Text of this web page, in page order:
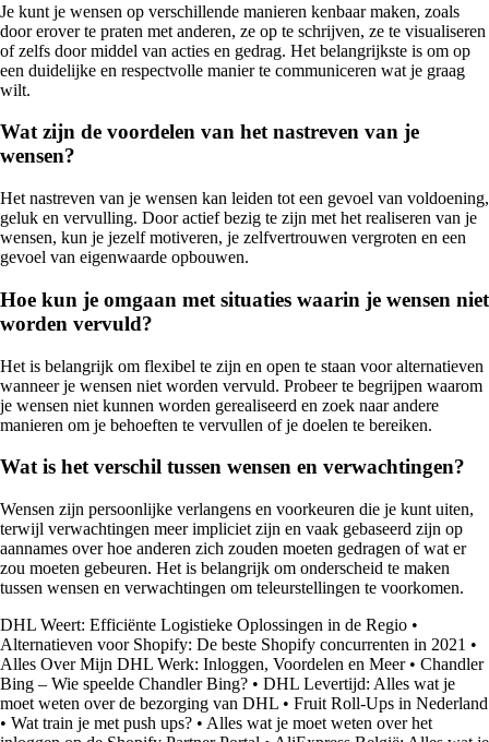
Je kunt je wensen op verschillende manieren kenbaar maken, zoals
door erover te praten met anderen, ze op te schrijven, ze te visualiseren
of zelfs door middel van acties en gedrag. Het belangrijkste is om op
een duidelijke en respectvolle manier te communiceren wat je graag
wilt.
Wat zijn de voordelen van het nastreven van je
wensen?
Het nastreven van je wensen kan leiden tot een gevoel van voldoening,
geluk en vervulling. Door actief bezig te zijn met het realiseren van je
wensen, kun je jezelf motiveren, je zelfvertrouwen vergroten en een
gevoel van eigenwaarde opbouwen.
Hoe kun je omgaan met situaties waarin je wensen niet
worden vervuld?
Het is belangrijk om flexibel te zijn en open te staan voor alternatieven
wanneer je wensen niet worden vervuld. Probeer te begrijpen waarom
je wensen niet kunnen worden gerealiseerd en zoek naar andere
manieren om je behoeften te vervullen of je doelen te bereiken.
Wat is het verschil tussen wensen en verwachtingen?
Wensen zijn persoonlijke verlangens en voorkeuren die je kunt uiten,
terwijl verwachtingen meer impliciet zijn en vaak gebaseerd zijn op
aannames over hoe anderen zich zouden moeten gedragen of wat er
zou moeten gebeuren. Het is belangrijk om onderscheid te maken
tussen wensen en verwachtingen om teleurstellingen te voorkomen.
DHL Weert: Efficiënte Logistieke Oplossingen in de Regio •
Alternatieven voor Shopify: De beste Shopify concurrenten in 2021 •
Alles Over Mijn DHL Werk: Inloggen, Voordelen en Meer• Chandler
Bing – Wie speelde Chandler Bing? • DHL Levertijd: Alles wat je
moet weten over de bezorging van DHL • Fruit Roll-Ups in Nederland
• Wat train je met push ups? • Alles wat je moet weten over het